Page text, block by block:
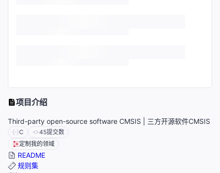
项目介绍
Third-party open-source software CMSIS | 三方开源软件CMSIS
C 45提交数
定制我的领域
README
规则集